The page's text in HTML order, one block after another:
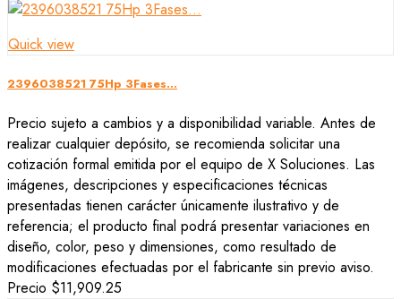
Quick view
2396038521 75Hp 3Fases...
Precio sujeto a cambios y a disponibilidad variable. Antes de
realizar cualquier depósito, se recomienda solicitar una
cotización formal emitida por el equipo de X Soluciones. Las
imágenes, descripciones y especificaciones técnicas
presentadas tienen carácter únicamente ilustrativo y de
referencia; el producto final podrá presentar variaciones en
diseño, color, peso y dimensiones, como resultado de
modificaciones efectuadas por el fabricante sin previo aviso.
Precio $11,909.25